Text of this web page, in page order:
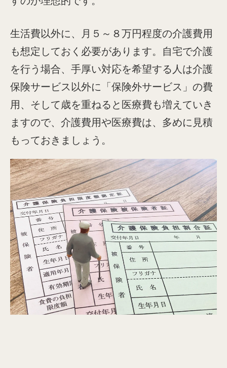
生活費以外に、月５～８万円程度の介護費用
も想定しておく必要があります。自宅で介護
を行う場合、手厚い対応を希望する人は介護
保険サービス以外に「保険外サービス」の費
用、そして歳を重ねると医療費も増えていき
ますので、介護費用や医療費は、多めに見積
もっておきましょう。